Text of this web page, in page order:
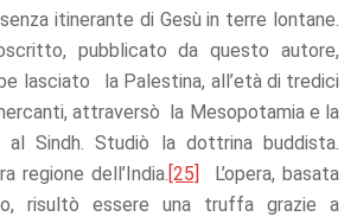
itinerante di Gesù in terre lontane.
pubblicato da questo autore,
lasciato la Palestina, all’età di tredici
attraversò la Mesopotamia e la
al Sindh. Studiò la dottrina buddista.
regione dell’India. [25]
L’opera, basata
risultò essere una truffa grazie a